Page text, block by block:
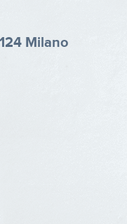
Milano